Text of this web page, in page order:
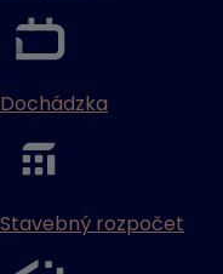
Dochádzka
Stavebný rozpočet